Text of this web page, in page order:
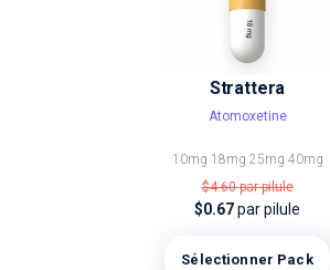
Strattera
Atomoxetine
10mg 18mg 25mg 40mg
$4.60par pilule
$0.67par pilule
Sélectionner Pack